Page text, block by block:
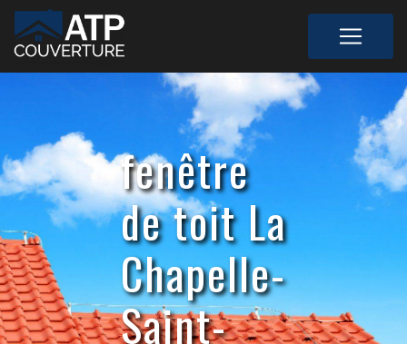
fenêtre
de toit La
Chapelle-
Saint-
Panneau de gestion des cookies